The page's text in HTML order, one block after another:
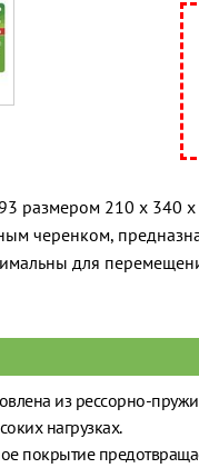
размером 210 x 340
черенком,
для
из рессорно-
нагрузках.
покрытие